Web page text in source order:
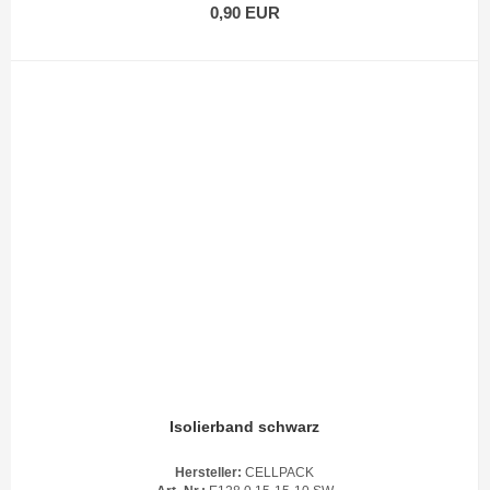
0,90 EUR
Isolierband schwarz
Hersteller: CELLPACK